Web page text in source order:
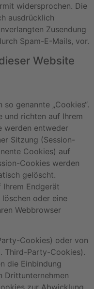
widersprochen. Die
ausdrücklich
Zusendung
Spam-E-Mails, vor.
Website
genannte „Cookies“.
und richten auf Ihrem
werden entweder
Sitzung (Session-
Cookies) auf
Cookies werden
gelöscht.
Ihrem Endgerät
oder eine
Webbrowser
Cookies) oder von
Third-Party-Cookies).
die Einbindung
Drittunternehmen